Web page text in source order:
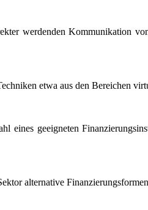
werdenden Kommunikation
etwa aus den Bereichen
eines geeigneten
alternative